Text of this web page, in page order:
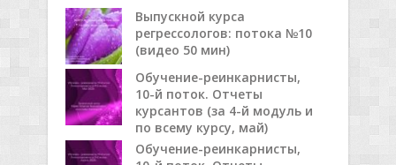
Выпускной курса
регрессологов: потока №10
(видео 50 мин)
Обучение-реинкарнисты,
10-й поток. Отчеты
курсантов (за 4-й модуль и
по всему курсу, май)
Обучение-реинкарнисты,